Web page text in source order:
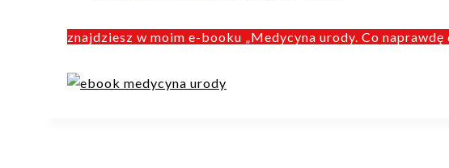
znajdziesz w moim e-booku „Medycyna urody. Co naprawdę